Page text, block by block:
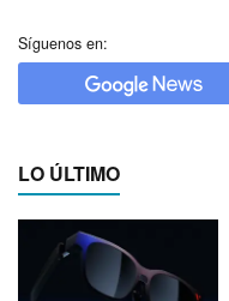
Síguenos en:
LO ÚLTIMO